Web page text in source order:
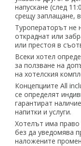
напускане (след
срещу заплащане,
Туроператорът не
откраднат или
или престоя в
Всеки хотел
за ползване на
на хотелския
Концепциите All
се определят
гарантират
напитки и услуги.
Хотелът има право
без да уведомява
наложените